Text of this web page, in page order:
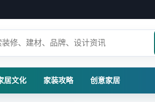
居文化 家装攻略 创意家居